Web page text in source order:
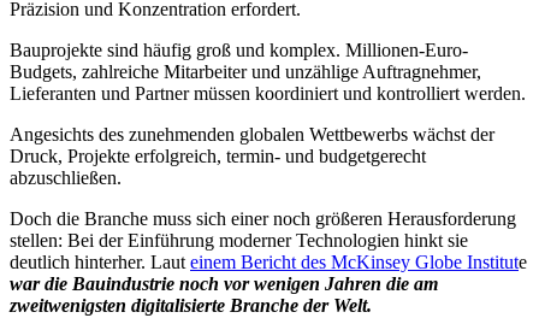
Präzision und Konzentration erfordert.
Bauprojekte sind häufig groß und komplex. Millionen-Euro-
Budgets, zahlreiche Mitarbeiter und unzählige Auftragnehmer,
Lieferanten und Partner müssen koordiniert und kontrolliert werden.
Angesichts des zunehmenden globalen Wettbewerbs wächst der
Druck, Projekte erfolgreich, termin- und budgetgerecht
abzuschließen.
Doch die Branche muss sich einer noch größeren Herausforderung
stellen: Bei der Einführung moderner Technologien hinkt sie
deutlich hinterher. Lauteinem Bericht des McKinsey Globe Institute
war die Bauindustrie noch vor wenigen Jahren die am
zweitwenigsten digitalisierte Branche der Welt.